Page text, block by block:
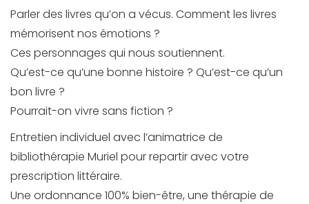
Parler des livres qu’on a vécus. Comment les livres
mémorisent nos émotions ?
Ces personnages qui nous soutiennent.
Qu’est-ce qu’une bonne histoire ? Qu’est-ce qu’un
bon livre ?
Pourrait-on vivre sans fiction ?
Entretien individuel avec l’animatrice de
bibliothérapie Muriel pour repartir avec votre
prescription littéraire.
Une ordonnance 100% bien-être, une thérapie de